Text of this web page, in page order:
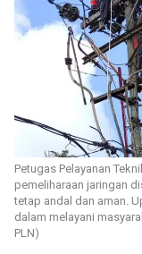
Petugas Pelayanan
pemeliharaan jaringan
tetap andal dan aman.
dalam melayani
PLN)